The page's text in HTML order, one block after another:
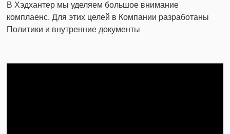
В Хэдхантер мы уделяем большое внимание
комплаенс. Для этих целей в Компании разработаны
Политики и внутренние документы